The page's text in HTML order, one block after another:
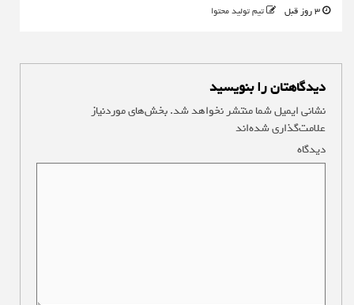
تیم تولید محتوا
دیدگاهتان را بنویسید
نشانی ایمیل شما منتشر نخواهد شد.بخش‌های موردنیاز
علامت‌گذاری شده‌اند
دیدگاه